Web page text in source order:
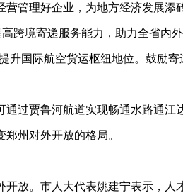
管理好企业，为地方经济发展添
境寄递服务能力，助力全省内
升国际航空货运枢纽地位。鼓励
贾鲁河航道实现畅通水路通江
州对外开放的格局。
。市人大代表姚建宁表示，人